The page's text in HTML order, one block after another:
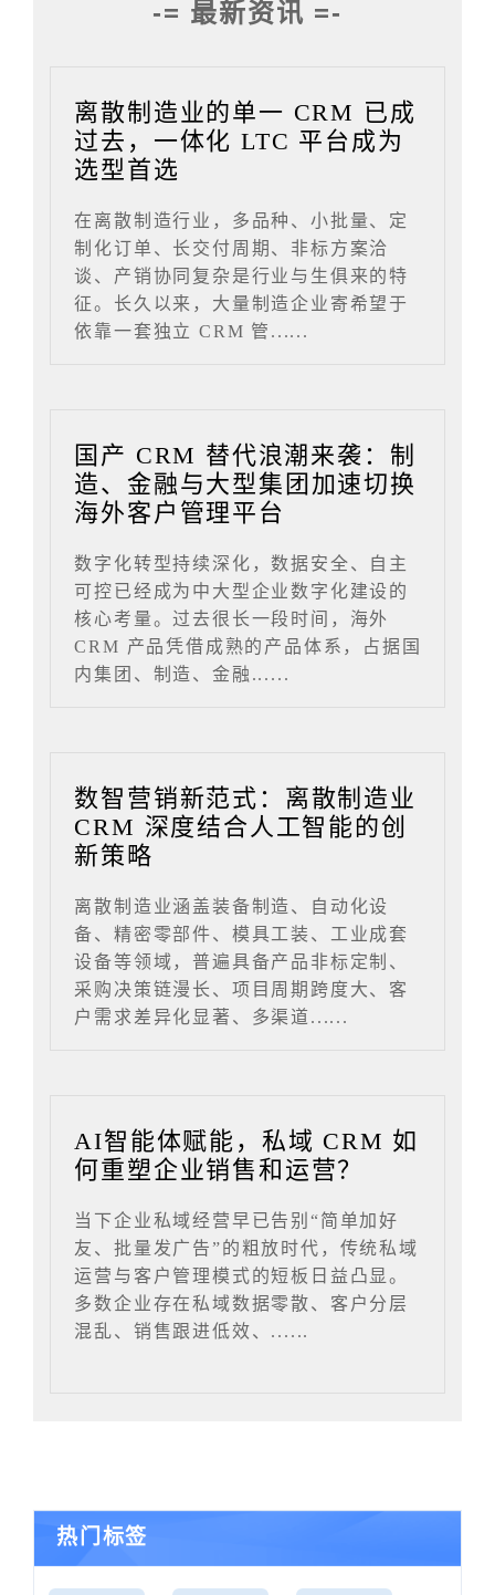
-= 最新资讯 =-
离散制造业的单一 CRM 已成
过去，一体化 LTC 平台成为
选型首选
在离散制造行业，多品种、小批量、定
制化订单、长交付周期、非标方案洽
谈、产销协同复杂是行业与生俱来的特
征。长久以来，大量制造企业寄希望于
依靠一套独立 CRM 管......
国产 CRM 替代浪潮来袭：制
造、金融与大型集团加速切换
海外客户管理平台
数字化转型持续深化，数据安全、自主
可控已经成为中大型企业数字化建设的
核心考量。过去很长一段时间，海外
CRM 产品凭借成熟的产品体系，占据国
内集团、制造、金融......
数智营销新范式：离散制造业
CRM 深度结合人工智能的创
新策略
离散制造业涵盖装备制造、自动化设
备、精密零部件、模具工装、工业成套
设备等领域，普遍具备产品非标定制、
采购决策链漫长、项目周期跨度大、客
户需求差异化显著、多渠道......
AI智能体赋能，私域 CRM 如
何重塑企业销售和运营？
当下企业私域经营早已告别“简单加好
友、批量发广告”的粗放时代，传统私域
运营与客户管理模式的短板日益凸显。
多数企业存在私域数据零散、客户分层
混乱、销售跟进低效、......
热门标签